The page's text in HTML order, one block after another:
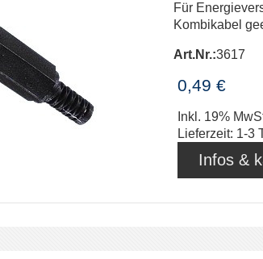
Für
Kombikabel
Art.Nr.:3617
0,49 €
Inkl. 19%
Lieferzeit: 1-3
Infos &